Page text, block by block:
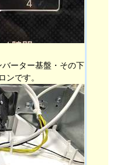
ーター基盤・その下
ンです。